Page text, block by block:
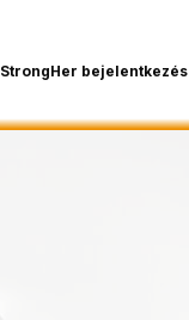
StrongHer bejelentkezés